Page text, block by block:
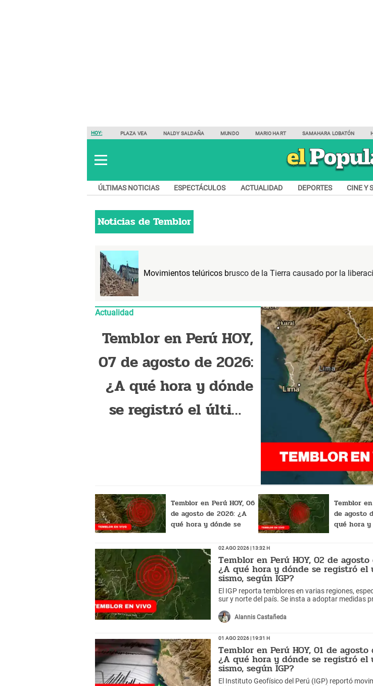
HOY: PLAZA VEA NALDY SALDAÑA MUNDO MARIO HART SAMAHARA LOBATÓN
ÚLTIMAS NOTICIAS ESPECTÁCULOS ACTUALIDAD DEPORTES CINE Y
Noticias deTemblor
Movimientos telúricos brusco de la Tierra causado por la
Actualidad
Temblor en Perú HOY,
07 de agosto de 2026:
¿A qué hora y dónde
se registró el último
Temblor en Perú HOY, 06
de agosto de 2026: ¿A
qué hora y dónde se
Temblor
de agosto
qué hora y
02 Ago 2026 | 13:32 h
Temblor en Perú HOY, 02 de agosto
¿A qué hora y dónde se registró el
sismo, según IGP?
El IGP reporta temblores en varias regiones,
sur y norte del país. Se insta a adoptar medidas
Alannis Castañeda
01 Ago 2026 | 19:31 h
Temblor en Perú HOY, 01 de agosto
¿A qué hora y dónde se registró el
sismo, según IGP?
El Instituto Geofísico del Perú (IGP) reportó